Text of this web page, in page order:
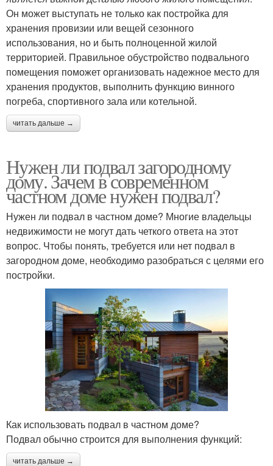
Он может выступать не только как постройка для
хранения провизии или вещей сезонного
использования, но и быть полноценной жилой
территорией. Правильное обустройство подвального
помещения поможет организовать надежное место для
хранения продуктов, выполнить функцию винного
погреба, спортивного зала или котельной.
читать дальше →
Нужен ли подвал загородному
дому. Зачем в современном
частном доме нужен подвал?
Нужен ли подвал в частном доме? Многие владельцы
недвижимости не могут дать четкого ответа на этот
вопрос. Чтобы понять, требуется или нет подвал в
загородном доме, необходимо разобраться с целями его
постройки.
Как использовать подвал в частном доме?
Подвал обычно строится для выполнения функций:
читать дальше →